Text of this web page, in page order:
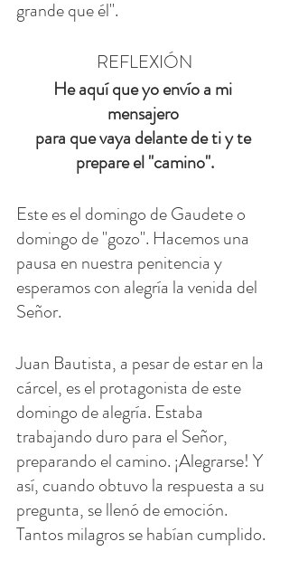
grande que él".
REFLEXIÓN
He aquí que yo envío a mi
mensajero
para que vaya delante de ti y te
prepare el "camino".
Este es el domingo de Gaudete o
domingo de "gozo". Hacemos una
pausa en nuestra penitencia y
esperamos con alegría la venida del
Señor.
Juan Bautista, a pesar de estar en la
cárcel, es el protagonista de este
domingo de alegría. Estaba
trabajando duro para el Señor,
preparando el camino. ¡Alegrarse! Y
así, cuando obtuvo la respuesta a su
pregunta, se llenó de emoción.
Tantos milagros se habían cumplido.